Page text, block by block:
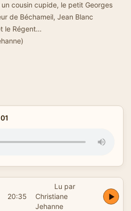
cousin cupide, le petit Georges
de Béchameil, Jean Blanc
le Régent…
20:35
Lu par
Christiane
Jehanne